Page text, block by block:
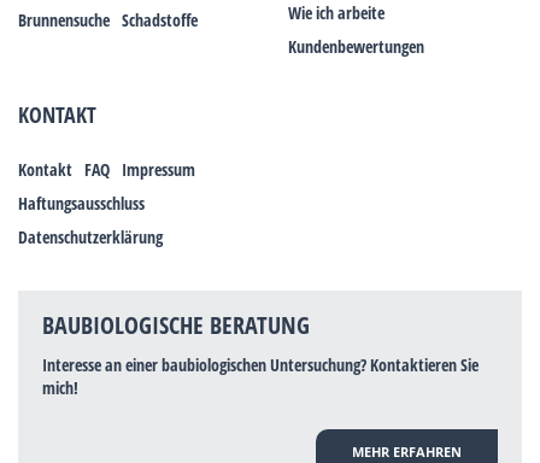
Brunnensuche Schadstoffe
Wie ich arbeite
Kundenbewertungen
KONTAKT
Kontakt FAQ Impressum
Haftungsausschluss
Datenschutzerklärung
BAUBIOLOGISCHE BERATUNG
Interesse an einer baubiologischen Untersuchung? Kontaktieren Sie
mich!
MEHR ERFAHREN